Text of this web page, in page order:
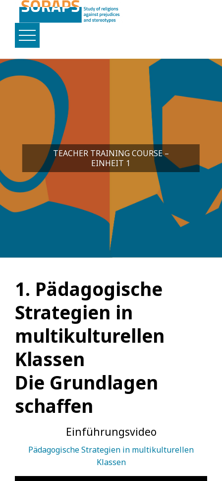
TEACHER TRAINING COURSE –
EINHEIT 1
1. Pädagogische
Strategien in
multikulturellen
Klassen
Die Grundlagen
schaffen
Einführungsvideo
Pädagogische Strategien in multikulturellen
Klassen